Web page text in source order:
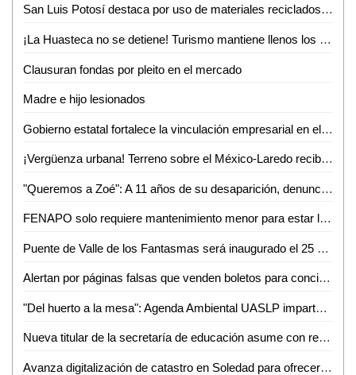
San Luis Potosí destaca por uso de materiales reciclados en procesos productivos: INEGI
¡La Huasteca no se detiene! Turismo mantiene llenos los parajes y alista otro verano inolvidable
Clausuran fondas por pleito en el mercado
Madre e hijo lesionados
Gobierno estatal fortalece la vinculación empresarial en el bajío
¡Vergüenza urbana! Terreno sobre el México-Laredo recibe basura a plena vista de todos
"Queremos a Zoé": A 11 años de su desaparición, denuncian omisiones y olvido en el caso
FENAPO solo requiere mantenimiento menor para estar lista en agosto: Seduvop
Puente de Valle de los Fantasmas será inaugurado el 25 de julio previo a la FENAPO 2026
Alertan por páginas falsas que venden boletos para conciertos de la FENAPO
"Del huerto a la mesa": Agenda Ambiental UASLP imparte talleres de sustentabilidad y alimentación consciente
Nueva titular de la secretaría de educación asume con responsabilidad y compromiso
Avanza digitalización de catastro en Soledad para ofrecer trámites más rápidos a la ciudadanía